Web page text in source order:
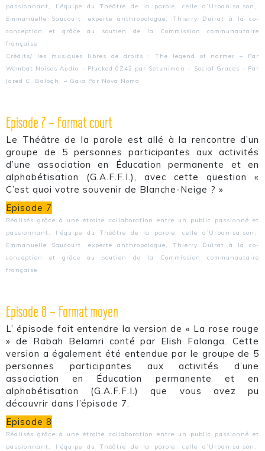
passionnant, l’équipe du Théâtre de la parole, celle d’Urbanisa’son,
Emmanuelle Saucourt, experte anthropologue, Thierry Duirat à la co-
conception et grâce au soutien de la Commission communautaire
française
Crédits/ les musiques libres de droits : The legend of narmer – Par
Wombat Noises Audio – Plucked 0Z42 par Setuniman – Social Graces – Par
Jared C. Balogh – Gaia Par Nova Noma
Episode 7 – Format court
Le Théâtre de la parole est allé à la rencontre d’un
groupe de 5 personnes participantes aux activités
d’une association en Éducation permanente et en
alphabétisation (G.A.F.F.I.), avec cette question «
C’est quoi votre souvenir de Blanche-Neige ? »
Episode 7
Réalisés grâce à une étroite collaboration entre un public passionné et
passionnant, l’équipe du Théâtre de la parole, celle d’Urbanisa’son,
Emmanuelle Saucourt, experte anthropologue, Thierry Duirat à la co-
conception et grâce au soutien de la Commission communautaire
française
Episode 8 – Format moyen
L’ épisode fait entendre la version de « La rose rouge
» de Rabah Belamri conté par Elish Falanga. Cette
version a également été entendue par le groupe de 5
personnes participantes aux activités d’une
association en Éducation permanente et en
alphabétisation (G.A.F.F.I.) que vous avez pu
découvrir dans l’épisode 7.
Episode 8
Réalisés grâce à une étroite collaboration entre un public passionné et
passionnant, l’équipe du Théâtre de la parole, celle d’Urbanisa’son,